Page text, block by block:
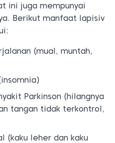
ini juga mempunyai
Berikut manfaat lapisiv
(mual, muntah,
Parkinson (hilangnya
tangan tidak terkontrol,
(kaku leher dan kaku